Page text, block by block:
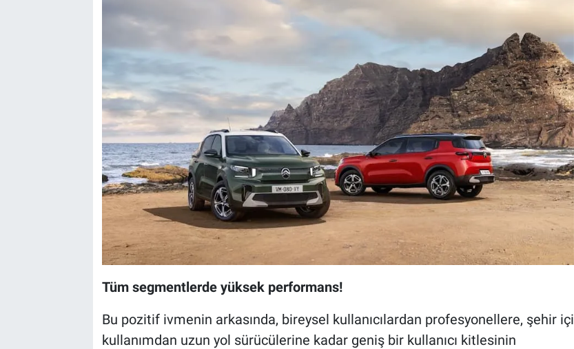
Tüm segmentlerde yüksek performans!
Bu pozitif ivmenin arkasında, bireysel kullanıcılardan profesyonellere, şehir içi
kullanımdan uzun yol sürücülerine kadar geniş bir kullanıcı kitlesinin